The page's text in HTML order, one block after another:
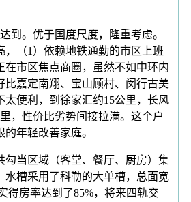
。优于国度尺度，隆重考虑。
，（1）依赖地铁通勤的市区上班
在市区焦点商圈，虽然不如中环内
比嘉定南翔、宝山顾村、闵行古美
太便利，到徐家汇约15公里，长风
，性价比劣势间接拉满。这个户
年轻改善家庭。
当区域（客堂、餐厅、厨房）集
水槽采用了科勒的大单槽，总面宽
得房率达到了85%，将来四轨交